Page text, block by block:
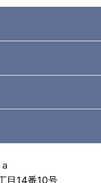
目14番10号